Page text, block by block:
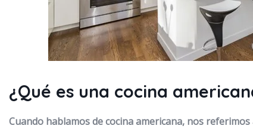
¿Qué es una cocina
Cuando hablamos de cocina americana, nos